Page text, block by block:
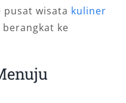
pusat wisata kuliner
ke